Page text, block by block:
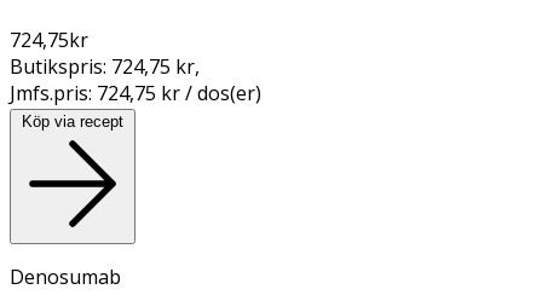
724,75kr
Butikspris: 724,75 kr,
Jmfs.pris: 724,75 kr / dos(er)
Köp via recept
Denosumab